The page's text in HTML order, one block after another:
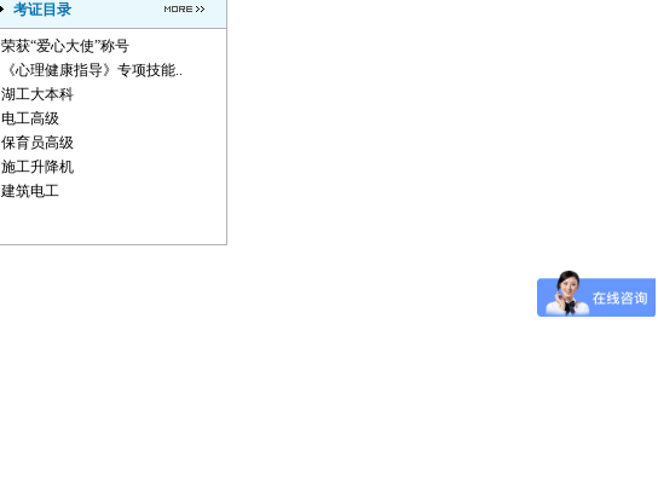
考证目录
荣获“爱心大使”称号
《心理健康指导》专项技能..
湖工大本科
电工高级
保育员高级
施工升降机
建筑电工